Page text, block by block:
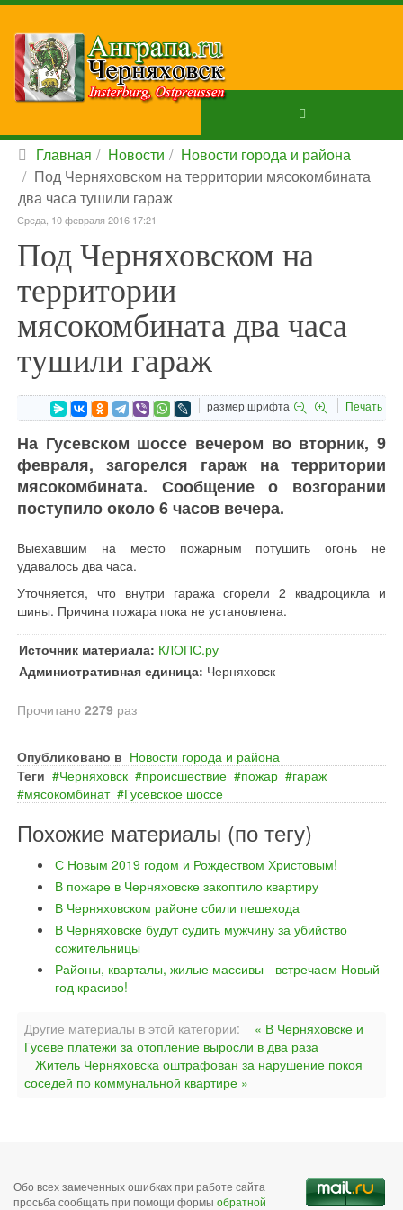
Главная Новости
Новости города и района
Под Черняховском на территории мясокомбината
два часа тушили гараж
Среда, 10 февраля 2016 17:21
Под Черняховском на
территории
мясокомбината два часа
тушили гараж
размер шрифта Печать
На Гусевском шоссе вечером во вторник, 9
февраля, загорелся гараж на территории
мясокомбината. Сообщение о возгорании
поступило около 6 часов вечера.
Выехавшим на место пожарным потушить огонь не
удавалось два часа.
Уточняется, что внутри гаража сгорели 2 квадроцикла и
шины. Причина пожара пока не установлена.
Источник материала: КЛОПС.ру
Административная единица: Черняховск
Прочитано 2279 раз
Опубликовано в Новости города и района
Теги
Черняховск происшествие пожар
гараж
мясокомбинат
Гусевское шоссе
Похожие материалы (по тегу)
С Новым 2019 годом и Рождеством Христовым!
В пожаре в Черняховске закоптило квартиру
В Черняховском районе сбили пешехода
В Черняховске будут судить мужчину за убийство
сожительницы
Районы, кварталы, жилые массивы - встречаем Новый
год красиво!
Другие материалы в этой категории:
« В Черняховске и
Гусеве платежи за отопление выросли в два раза
Житель Черняховска оштрафован за нарушение покоя
соседей по коммунальной квартире »
Обо всех замеченных ошибках при работе сайта
просьба сообщать при помощи формы обратной